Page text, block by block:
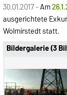
30.01.2017 -Am
ausgerichtete
Wolmirstedt statt.
Bildergalerie (3